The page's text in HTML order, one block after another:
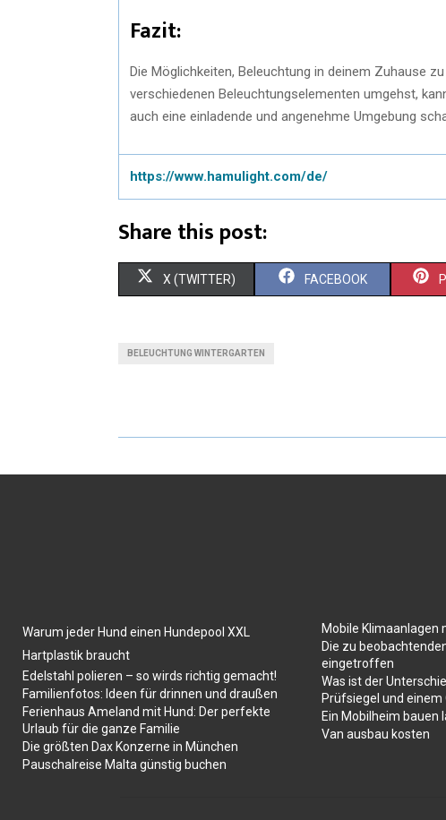
Fazit:
Die Möglichkeiten, Beleuchtung in deinem Zuhause
verschiedenen Beleuchtungselementen umgehst,
auch eine einladende und angenehme Umgebung
https://www.hamulight.com/de/
Share this post:
X (TWITTER) FACEBOOK
BELEUCHTUNG WINTERGARTEN
Warum jeder Hund einen Hundepool XXL
Hartplastik braucht
Edelstahl polieren – so wirds richtig gemacht!
Familienfotos: Ideen für drinnen und draußen
Ferienhaus Ameland mit Hund: Der perfekte
Urlaub für die ganze Familie
Die größten Dax Konzerne in München
Pauschalreise Malta günstig buchen
Mobile Klimaanlagen
Die zu
eingetroffen
Was ist der
Prüfsiegel und einem
Ein Mobilheim bauen
Van ausbau kosten